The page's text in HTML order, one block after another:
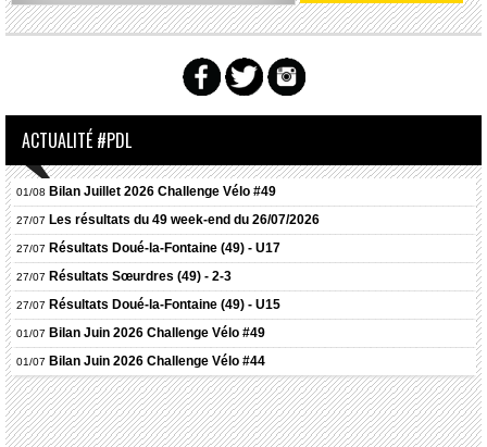
ACTUALITÉ #PDL
01/08 Bilan Juillet 2026 Challenge Vélo #49
27/07 Les résultats du 49 week-end du 26/07/2026
27/07 Résultats Doué-la-Fontaine (49) - U17
27/07 Résultats Sœurdres (49) - 2-3
27/07 Résultats Doué-la-Fontaine (49) - U15
01/07 Bilan Juin 2026 Challenge Vélo #49
01/07 Bilan Juin 2026 Challenge Vélo #44